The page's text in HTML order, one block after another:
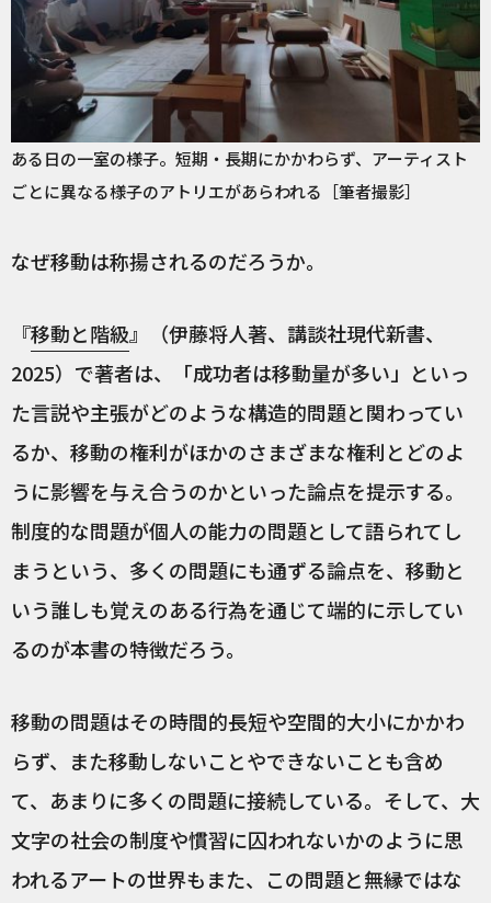
ある日の一室の様子。短期・長期にかかわらず、アーティスト
ごとに異なる様子のアトリエがあらわれる［筆者撮影］
なぜ移動は称揚されるのだろうか。
『移動と階級』（伊藤将人著、講談社現代新書、
2025）で著者は、「成功者は移動量が多い」といっ
た言説や主張がどのような構造的問題と関わってい
るか、移動の権利がほかのさまざまな権利とどのよ
うに影響を与え合うのかといった論点を提示する。
制度的な問題が個人の能力の問題として語られてし
まうという、多くの問題にも通ずる論点を、移動と
いう誰しも覚えのある行為を通じて端的に示してい
るのが本書の特徴だろう。
移動の問題はその時間的長短や空間的大小にかかわ
らず、また移動しないことやできないことも含め
て、あまりに多くの問題に接続している。そして、大
文字の社会の制度や慣習に囚われないかのように思
われるアートの世界もまた、この問題と無縁ではな